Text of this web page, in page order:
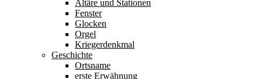
Altäre und Stationen
Fenster
Glocken
Orgel
Kriegerdenkmal
Geschichte
Ortsname
erste Erwähnung